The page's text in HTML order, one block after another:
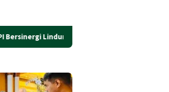
Lindungi Masyarakat dari Pinjol Ilegal